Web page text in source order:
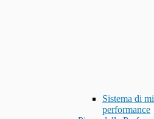
Sistema di
performance